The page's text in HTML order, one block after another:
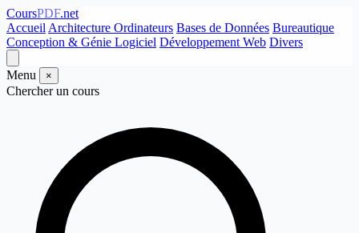
CoursPDF.net
Accueil Architecture Ordinateurs Bases de Données Bureautique
Conception & Génie Logiciel Développement Web Divers
Menu ×
Chercher un cours